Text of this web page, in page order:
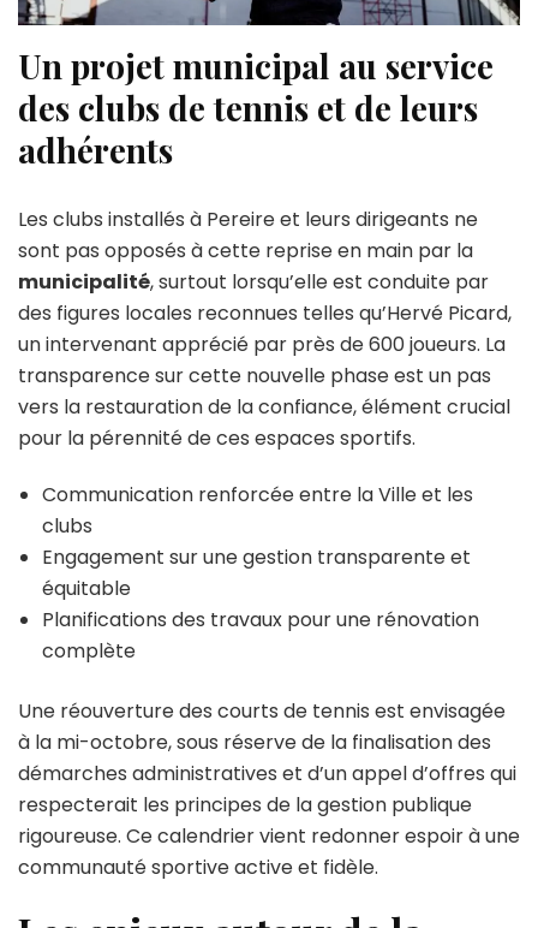
Un projet municipal au service
des clubs de tennis et de leurs
adhérents
Les clubs installés à Pereire et leurs dirigeants ne
sont pas opposés à cette reprise en main par la
municipalité, surtout lorsqu’elle est conduite par
des figures locales reconnues telles qu’Hervé Picard,
un intervenant apprécié par près de 600 joueurs. La
transparence sur cette nouvelle phase est un pas
vers la restauration de la confiance, élément crucial
pour la pérennité de ces espaces sportifs.
Communication renforcée entre la Ville et les
clubs
Engagement sur une gestion transparente et
équitable
Planifications des travaux pour une rénovation
complète
Une réouverture des courts de tennis est envisagée
à la mi-octobre, sous réserve de la finalisation des
démarches administratives et d’un appel d’offres qui
respecterait les principes de la gestion publique
rigoureuse. Ce calendrier vient redonner espoir à une
communauté sportive active et fidèle.